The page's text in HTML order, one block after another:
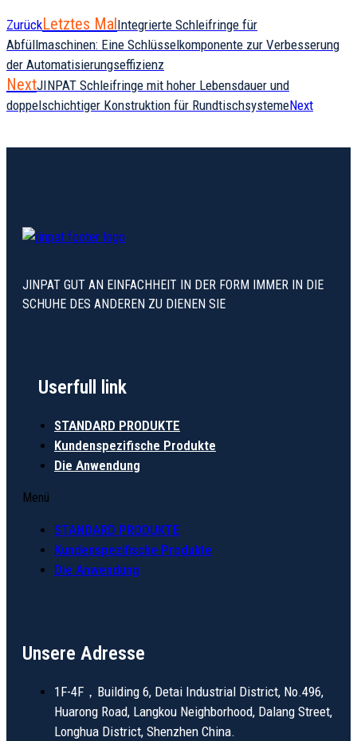
ZurückLetztes MalIntegrierte Schleifringe für
Abfüllmaschinen: Eine Schlüsselkomponente zur Verbesserung
der Automatisierungseffizienz
NextJINPAT Schleifringe mit hoher Lebensdauer und
doppelschichtiger Konstruktion für RundtischsystemeNext
JINPAT GUT AN EINFACHHEIT IN DER FORM IMMER IN DIE
SCHUHE DES ANDEREN ZU DIENEN SIE
Userfull link
STANDARD PRODUKTE
Kundenspezifische Produkte
Die Anwendung
Menü
STANDARD PRODUKTE
Kundenspezifische Produkte
Die Anwendung
Unsere Adresse
1F-4F，Building 6, Detai Industrial District, No.496,
Huarong Road, Langkou Neighborhood, Dalang Street,
Longhua District, Shenzhen China.